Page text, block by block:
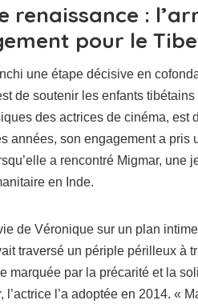
renaissance :
pour le
une étape décisive en
de soutenir les enfants
des actrices de cinéma, est
années, son engagement a pris
a rencontré Migmar, une
en Inde.
de Véronique sur un plan
traversé un périple périlleux à
marquée par la précarité et la
l’a adoptée en 2014. «